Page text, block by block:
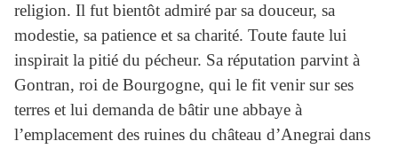
religion. Il fut bientôt admiré par sa douceur, sa
modestie, sa patience et sa charité. Toute faute lui
inspirait la pitié du pécheur. Sa réputation parvint à
Gontran, roi de Bourgogne, qui le fit venir sur ses
terres et lui demanda de bâtir une abbaye à
l’emplacement des ruines du château d’Anegrai dans